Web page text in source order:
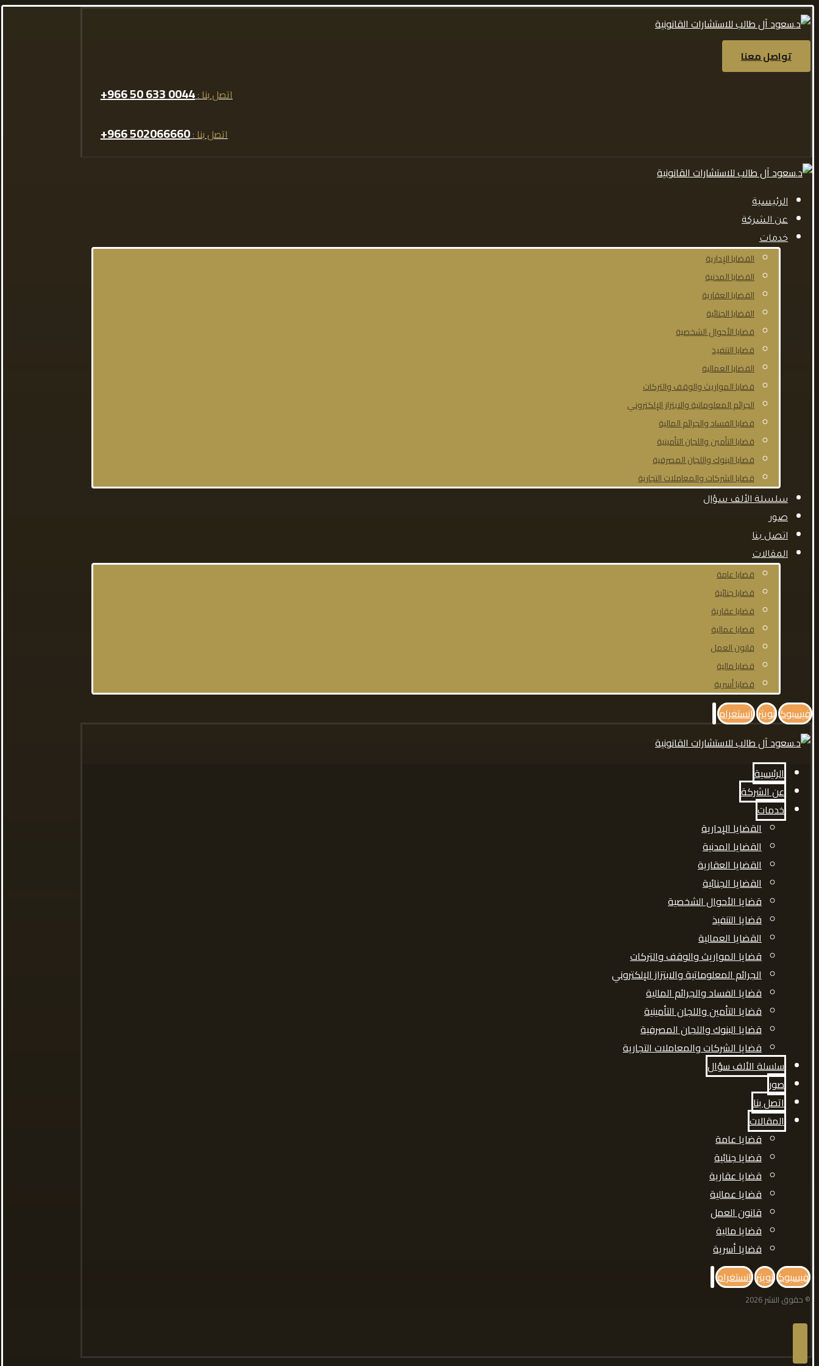
تواصل معنا
اتصل بنا :0044 633 50 966+
اتصل بنا :502066660 966+
الرئيسية
عن الشركة
خدمات
القضايا الإدارية
القضايا المدنية
القضايا العقارية
القضايا الجنائية
قضايا الأحوال الشخصية
قضايا التنفيذ
القضايا العمالية
قضايا المواريث والوقف والتركات
الجرائم المعلوماتية والابتزاز الإلكتروني
قضايا الفساد والجرائم المالية
قضايا التأمين واللجان التأمينية
قضايا البنوك واللجان المصرفية
قضايا الشركات والمعاملات التجارية
سلسلة الألف سؤال
صور
اتصل بنا
المقالات
قضايا عامة
قضايا جنائية
قضايا عقارية
قضايا عمالية
قانون العمل
قضايا مالية
قضايا أسرية
فيسبوك تويتر انستغرام
الرئيسية
عن الشركة
خدمات
القضايا الإدارية
القضايا المدنية
القضايا العقارية
القضايا الجنائية
قضايا الأحوال الشخصية
قضايا التنفيذ
القضايا العمالية
قضايا المواريث والوقف والتركات
الجرائم المعلوماتية والابتزاز الإلكتروني
قضايا الفساد والجرائم المالية
قضايا التأمين واللجان التأمينية
قضايا البنوك واللجان المصرفية
قضايا الشركات والمعاملات التجارية
سلسلة الألف سؤال
صور
اتصل بنا
المقالات
قضايا عامة
قضايا جنائية
قضايا عقارية
قضايا عمالية
قانون العمل
قضايا مالية
قضايا أسرية
فيسبوك تويتر انستغرام
© حقوق النشر 2026